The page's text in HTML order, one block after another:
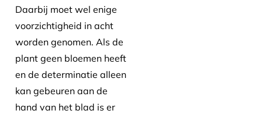
Daarbij moet wel enige
voorzichtigheid in acht
worden genomen. Als de
plant geen bloemen heeft
en de determinatie alleen
kan gebeuren aan de
hand van het blad is er